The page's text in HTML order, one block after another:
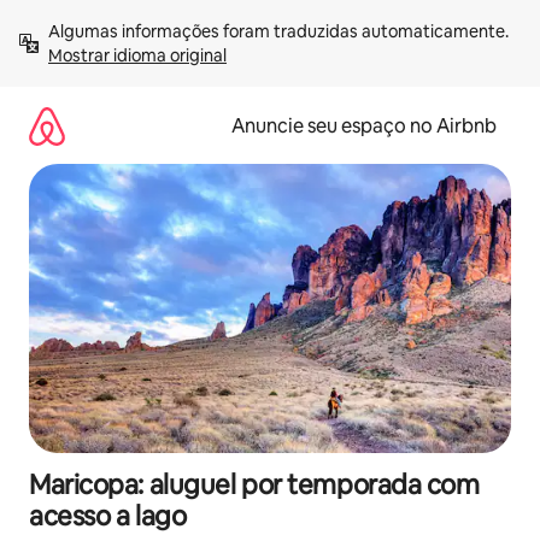
para
Mostrar idioma original
Anuncie seu espaço no Airbnb
Maricopa: aluguel por temporada com
acesso a lago